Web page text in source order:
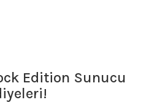
Edition Sunucu